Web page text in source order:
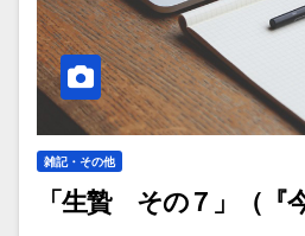
雑記・その他
「生贄 その７」（『